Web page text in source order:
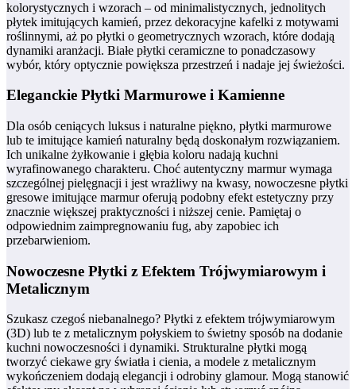
kolorystycznych i wzorach – od minimalistycznych, jednolitych
płytek imitujących kamień, przez dekoracyjne kafelki z motywami
roślinnymi, aż po płytki o geometrycznych wzorach, które dodają
dynamiki aranżacji. Białe płytki ceramiczne to ponadczasowy
wybór, który optycznie powiększa przestrzeń i nadaje jej świeżości.
Eleganckie Płytki Marmurowe i Kamienne
Dla osób ceniących luksus i naturalne piękno, płytki marmurowe
lub te imitujące kamień naturalny będą doskonałym rozwiązaniem.
Ich unikalne żyłkowanie i głębia koloru nadają kuchni
wyrafinowanego charakteru. Choć autentyczny marmur wymaga
szczególnej pielęgnacji i jest wrażliwy na kwasy, nowoczesne płytki
gresowe imitujące marmur oferują podobny efekt estetyczny przy
znacznie większej praktyczności i niższej cenie. Pamiętaj o
odpowiednim zaimpregnowaniu fug, aby zapobiec ich
przebarwieniom.
Nowoczesne Płytki z Efektem Trójwymiarowym i
Metalicznym
Szukasz czegoś niebanalnego? Płytki z efektem trójwymiarowym
(3D) lub te z metalicznym połyskiem to świetny sposób na dodanie
kuchni nowoczesności i dynamiki. Strukturalne płytki mogą
tworzyć ciekawe gry światła i cienia, a modele z metalicznym
wykończeniem dodają elegancji i odrobiny glamour. Mogą stanowić